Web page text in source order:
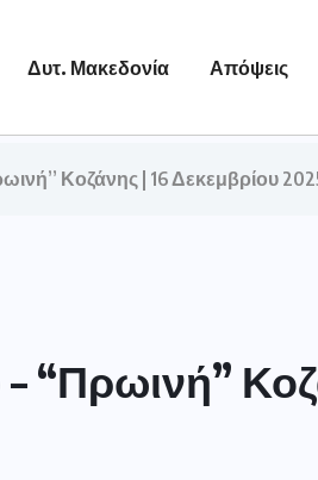
Δυτ. Μακεδονία Απόψεις
Κοζάνης | 16 Δεκεμβρίου
“Πρωινή”